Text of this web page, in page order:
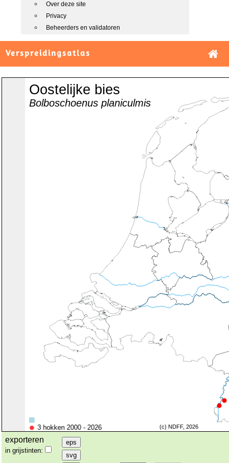
Over deze site
Privacy
Beheerders en validatoren
Verspreidingsatlas